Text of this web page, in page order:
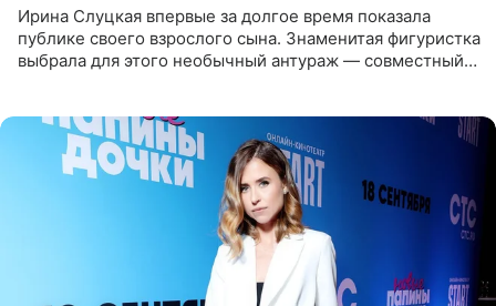
Ирина Слуцкая впервые за долгое время показала
публике своего взрослого сына. Знаменитая фигуристка
выбрала для этого необычный антураж — совместный